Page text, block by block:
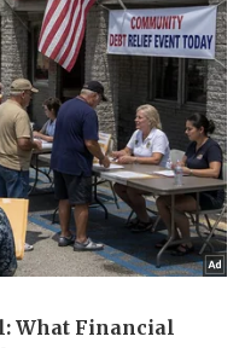
Quân sự - Quốc phòng
Vũ khí
Việt Nam
Phân tích